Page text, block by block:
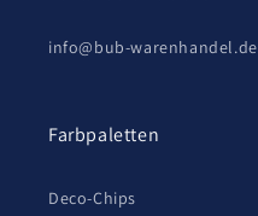
info@bub-warenhandel.de
Farbpaletten
Deco-Chips